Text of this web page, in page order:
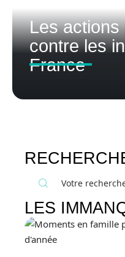
Les actions
contre les
France
LES